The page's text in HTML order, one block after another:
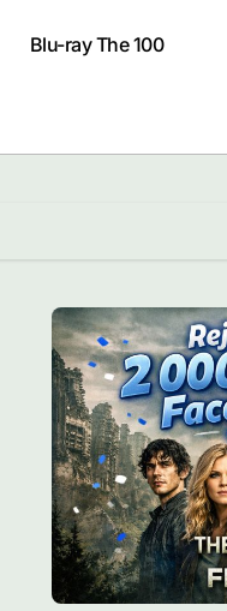
Blu-ray The 100